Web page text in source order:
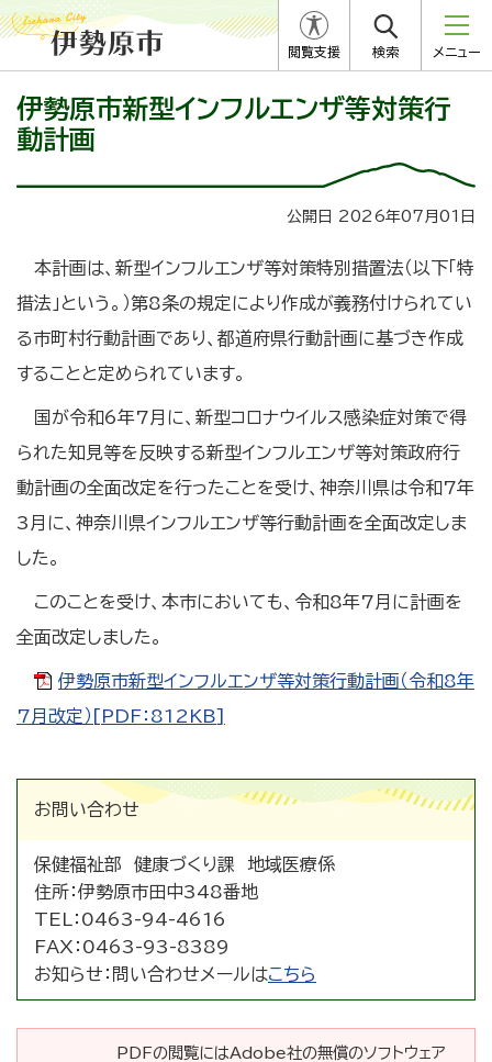
閲覧支援 検索 メニュー
伊勢原市新型インフルエンザ等対策行
動計画
公開日 2026年07月01日
本計画は、新型インフルエンザ等対策特別措置法（以下「特
措法」という。）第8条の規定により作成が義務付けられてい
る市町村行動計画であり、都道府県行動計画に基づき作成
することと定められています。
国が令和6年7月に、新型コロナウイルス感染症対策で得
られた知見等を反映する新型インフルエンザ等対策政府行
動計画の全面改定を行ったことを受け、神奈川県は令和7年
3月に、神奈川県インフルエンザ等行動計画を全面改定しま
した。
このことを受け、本市においても、令和8年7月に計画を
全面改定しました。
伊勢原市新型インフルエンザ等対策行動計画（令和8年
7月改定）[PDF：812KB]
お問い合わせ
保健福祉部 健康づくり課 地域医療係
住所：伊勢原市田中348番地
TEL： 0463-94-4616
FAX： 0463-93-8389
お知らせ： 問い合わせメールはこちら
PDFの閲覧にはAdobe社の無償のソフトウェア